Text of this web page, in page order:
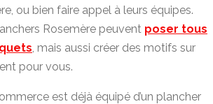
ou bien faire appel à leurs équipes.
Rosemère peuvent poser tous
, mais aussi créer des motifs sur
pour vous.
est déjà équipé d’un plancher